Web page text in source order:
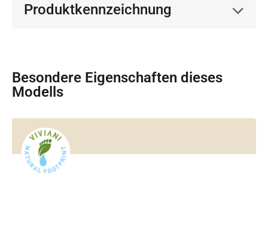
Produktkennzeichnung
Besondere Eigenschaften dieses
Modells